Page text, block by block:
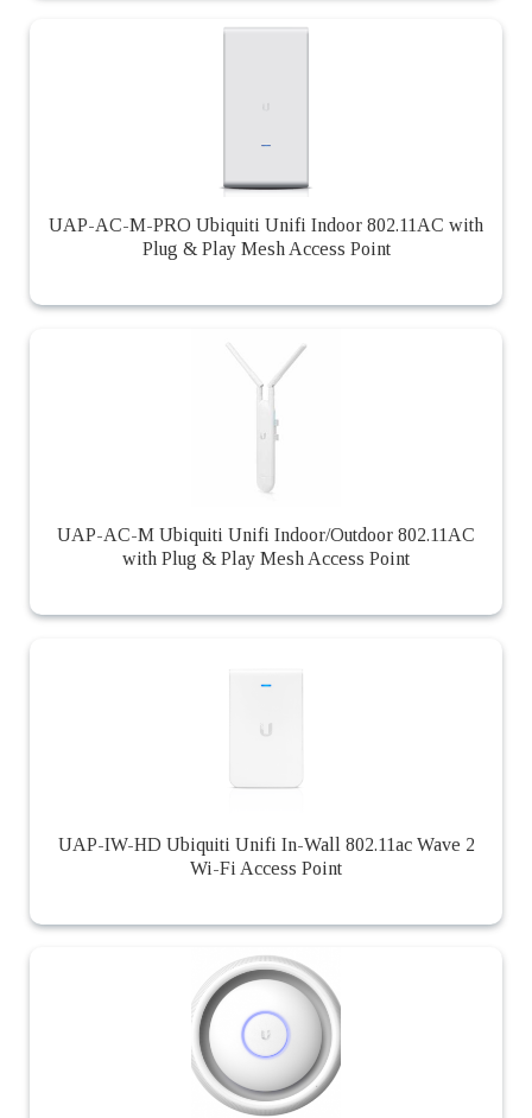
UAP-AC-M-PRO Ubiquiti Unifi Indoor 802.11AC with
Plug & Play Mesh Access Point
UAP-AC-M Ubiquiti Unifi Indoor/Outdoor 802.11AC
with Plug & Play Mesh Access Point
UAP-IW-HD Ubiquiti Unifi In-Wall 802.11ac Wave 2
Wi-Fi Access Point